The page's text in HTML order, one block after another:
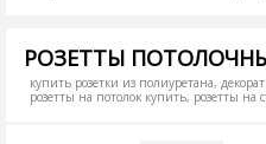
РОЗЕТТЫ
купить розетки из полиуретана,
розетты на потолок купить, розетты на